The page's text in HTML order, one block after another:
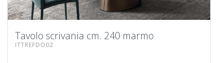
Tavolo scrivania cm. 240 marmo
ITTREFDO02